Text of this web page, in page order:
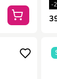
-